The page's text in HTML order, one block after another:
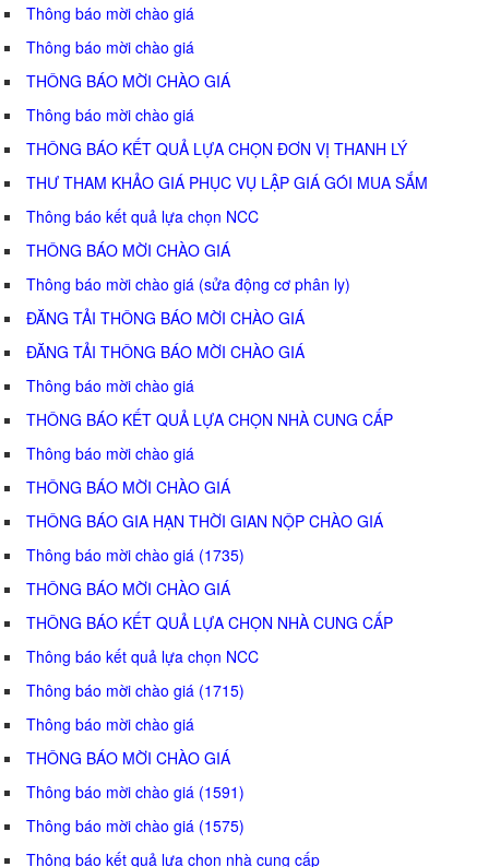
Thông báo mời chào giá
Thông báo mời chào giá
THÔNG BÁO MỜI CHÀO GIÁ
Thông báo mời chào giá
THÔNG BÁO KẾT QUẢ LỰA CHỌN ĐƠN VỊ THANH LÝ
THƯ THAM KHẢO GIÁ PHỤC VỤ LẬP GIÁ GÓI MUA SẮM
Thông báo kết quả lựa chọn NCC
THÔNG BÁO MỜI CHÀO GIÁ
Thông báo mời chào giá (sửa động cơ phân ly)
ĐĂNG TẢI THÔNG BÁO MỜI CHÀO GIÁ
ĐĂNG TẢI THÔNG BÁO MỜI CHÀO GIÁ
Thông báo mời chào giá
THÔNG BÁO KẾT QUẢ LỰA CHỌN NHÀ CUNG CẤP
Thông báo mời chào giá
THÔNG BÁO MỜI CHÀO GIÁ
THÔNG BÁO GIA HẠN THỜI GIAN NỘP CHÀO GIÁ
Thông báo mời chào giá (1735)
THÔNG BÁO MỜI CHÀO GIÁ
THÔNG BÁO KẾT QUẢ LỰA CHỌN NHÀ CUNG CẤP
Thông báo kết quả lựa chọn NCC
Thông báo mời chào giá (1715)
Thông báo mời chào giá
THÔNG BÁO MỜI CHÀO GIÁ
Thông báo mời chào giá (1591)
Thông báo mời chào giá (1575)
Thông báo kết quả lựa chọn nhà cung cấp